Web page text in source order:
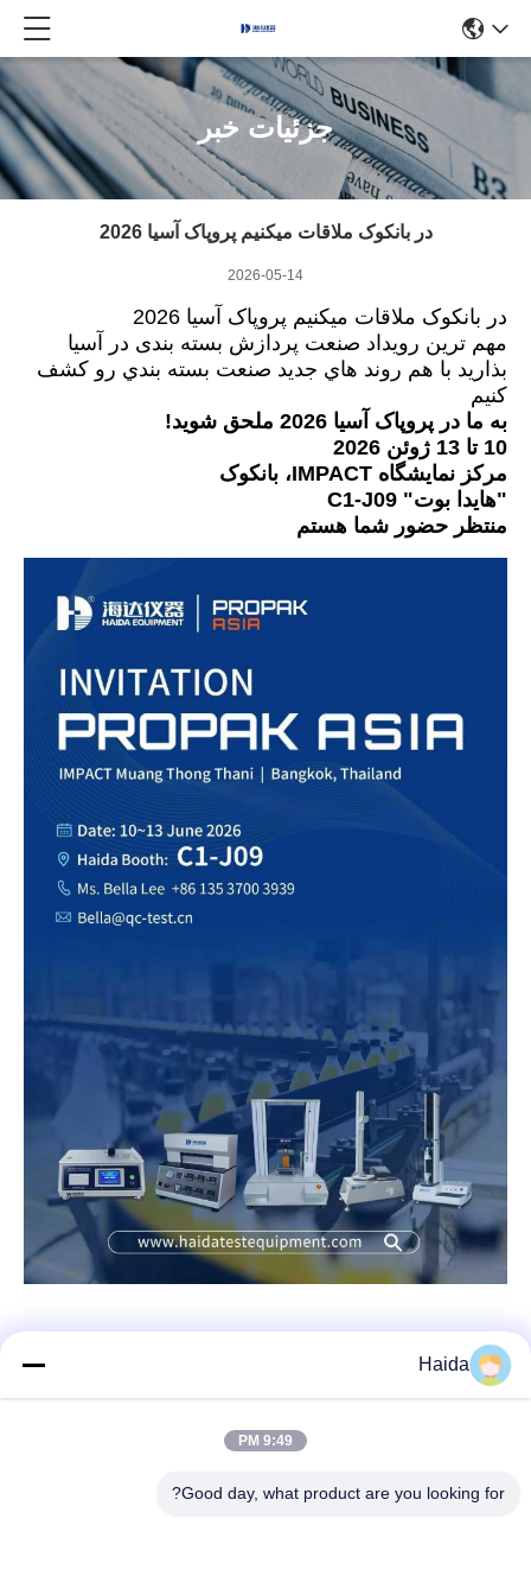
جزئیات خبر
در بانکوک ملاقات ميکنيم پروپاک آسيا 2026
2026-05-14
در بانکوک ملاقات ميکنيم پروپاک آسيا 2026
مهم ترین رویداد صنعت پردازش بسته بندی در آسیا
بذاريد با هم روند هاي جديد صنعت بسته بندي رو کشف
کنيم
به ما در پروپاک آسیا 2026 ملحق شوید!
10 تا 13 ژوئن 2026
مرکز نمایشگاه IMPACT، بانکوک
"هايدا بوت" C1-J09
منتظر حضور شما هستم
آدرس
Haida
9:49 PM
Good day, what product are you looking for?